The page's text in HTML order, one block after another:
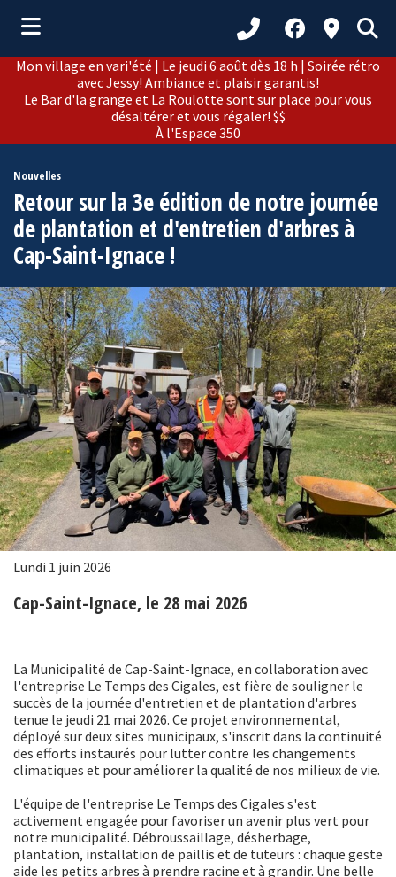
(Municipalité )
(Citoyens )
(Loisirs et culture )
(Développement )
(Tourisme )
Mon village en vari'été | Le jeudi 6 août dès 18 h | Soirée rétro
avec Jessy! Ambiance et plaisir garantis!
Le Bar d'la grange et La Roulotte sont sur place pour vous
désaltérer et vous régaler! $$
À l'Espace 350
Nouvelles
Retour sur la 3e édition de notre journée
de plantation et d'entretien d'arbres à
Cap-Saint-Ignace !
Lundi 1 juin 2026
Cap-Saint-Ignace, le 28 mai 2026
La Municipalité de Cap-Saint-Ignace, en collaboration avec
l'entreprise Le Temps des Cigales, est fière de souligner le
succès de la journée d'entretien et de plantation d'arbres
tenue le jeudi 21 mai 2026. Ce projet environnemental,
déployé sur deux sites municipaux, s'inscrit dans la continuité
des efforts instaurés pour lutter contre les changements
climatiques et pour améliorer la qualité de nos milieux de vie.
L'équipe de l'entreprise Le Temps des Cigales s'est
activement engagée pour favoriser un avenir plus vert pour
notre municipalité. Débroussaillage, désherbage,
plantation, installation de paillis et de tuteurs : chaque geste
aide les petits arbres à prendre racine et à grandir. Une belle